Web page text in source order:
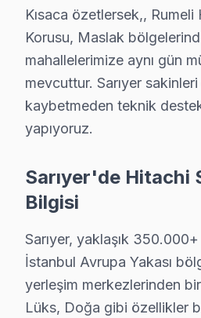
Neden Sarıyer'de
Sarıyer Hitachi TV Ekran
Sarıyer'da Hitachi panel'niz
• Sarıyer'de 25+ sertifikalı
• Sarıyer'de sadece
Kısaca özetlersek,, Rumeli
Sarıyer'de Hitachi
Sarıyer, yaklaşık 350.000+
Hitachi TV'lerde Sık
Sarıyer'de Hitachi UHD
Kısaca özetlersek,, Rumeli
Korusu, Maslak
mahallelerimize aynı gün
mevcuttur. Sarıyer
kaybetmeden teknik
yapıyoruz.
Sarıyer'de Hitachi
Bilgisi
Sarıyer, yaklaşık 350.000+
İstanbul Avrupa Yakası
yerleşim merkezlerinden
Lüks, Doğa gibi özellikler